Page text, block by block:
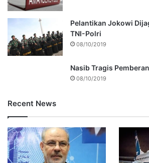
Pelantikan Jokowi
TNI-Polri
08/10/2019
Nasib Tragis
08/10/2019
Recent News